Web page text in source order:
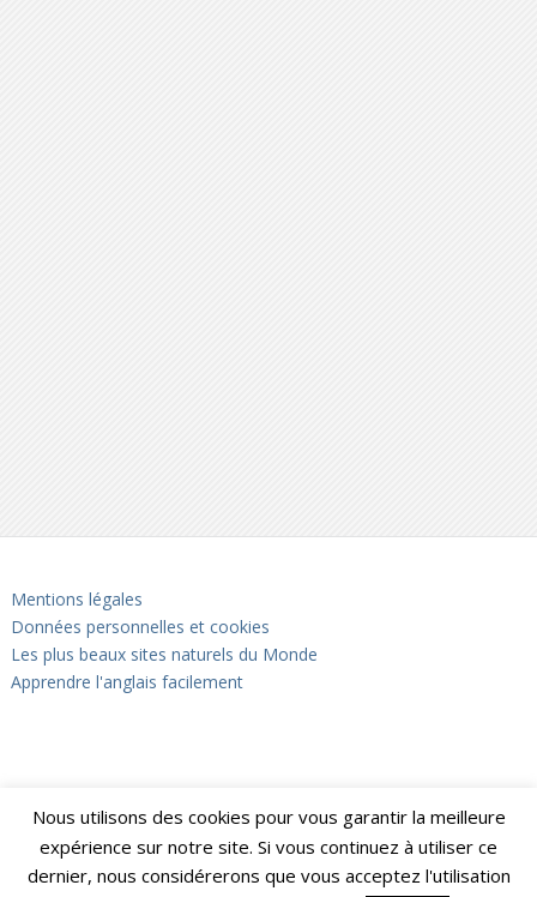
Mentions légales
Données personnelles et cookies
Les plus beaux sites naturels du Monde
Apprendre l'anglais facilement
Nous utilisons des cookies pour vous garantir la meilleure
expérience sur notre site. Si vous continuez à utiliser ce
dernier, nous considérerons que vous acceptez l'utilisation